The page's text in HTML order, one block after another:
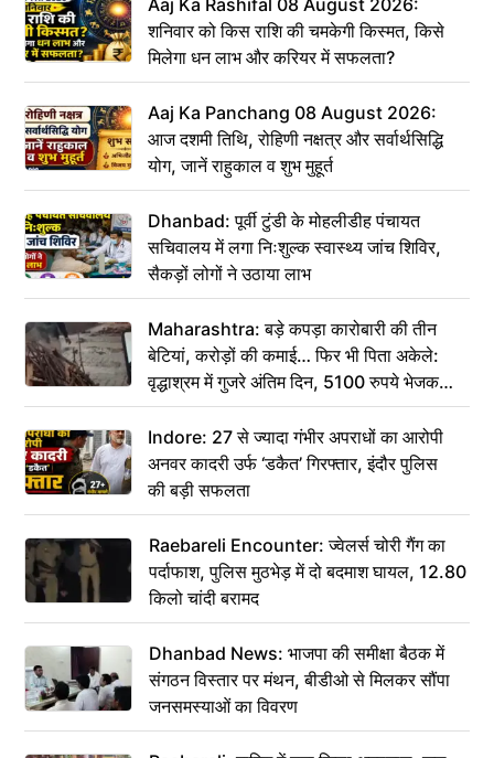
Aaj Ka Rashifal 08 August 2026:
शनिवार को किस राशि की चमकेगी किस्मत, किसे
मिलेगा धन लाभ और करियर में सफलता?
Aaj Ka Panchang 08 August 2026:
आज दशमी तिथि, रोहिणी नक्षत्र और सर्वार्थसिद्धि
योग, जानें राहुकाल व शुभ मुहूर्त
Dhanbad: पूर्वी टुंडी के मोहलीडीह पंचायत
सचिवालय में लगा निःशुल्क स्वास्थ्य जांच शिविर,
सैकड़ों लोगों ने उठाया लाभ
Maharashtra: बड़े कपड़ा कारोबारी की तीन
बेटियां, करोड़ों की कमाई… फिर भी पिता अकेले:
वृद्धाश्रम में गुजरे अंतिम दिन, 5100 रुपये भेजकर
कहा– अंतिम संस्कार कर दीजिए हम नहीं आ पाएंगे
Indore: 27 से ज्यादा गंभीर अपराधों का आरोपी
अनवर कादरी उर्फ ‘डकैत’ गिरफ्तार, इंदौर पुलिस
की बड़ी सफलता
Raebareli Encounter: ज्वेलर्स चोरी गैंग का
पर्दाफाश, पुलिस मुठभेड़ में दो बदमाश घायल, 12.80
किलो चांदी बरामद
Dhanbad News: भाजपा की समीक्षा बैठक में
संगठन विस्तार पर मंथन, बीडीओ से मिलकर सौंपा
जनसमस्याओं का विवरण